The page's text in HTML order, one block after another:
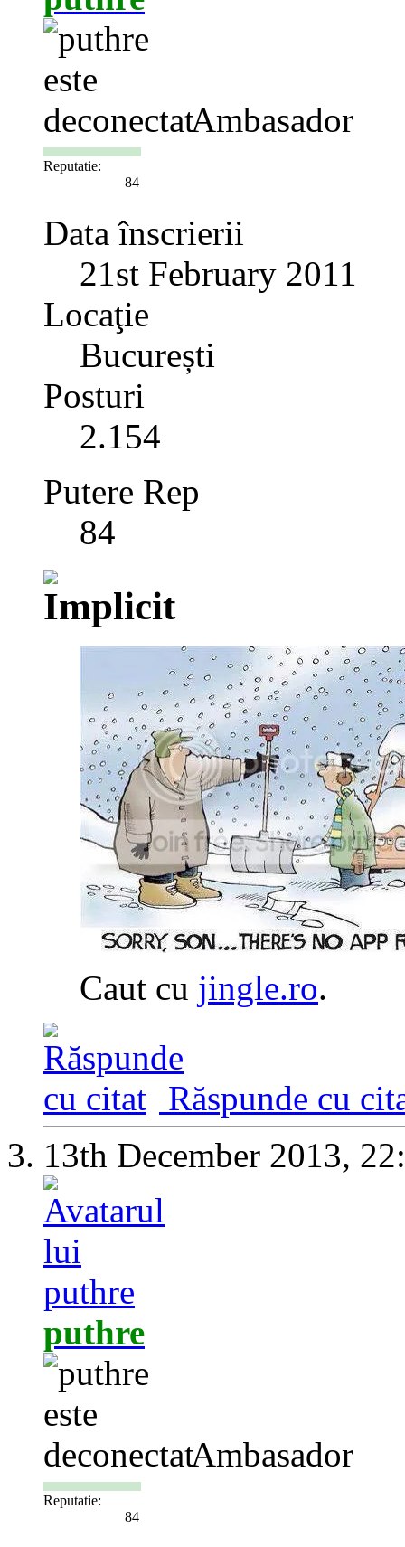
Ambasador
Reputatie:
84
Data înscrierii
21st February 2011
Locaţie
București
Posturi
2.154
Putere Rep
84
Caut cu jingle.ro.
Răspunde cu
13th December 2013,
puthre
Ambasador
Reputatie:
84